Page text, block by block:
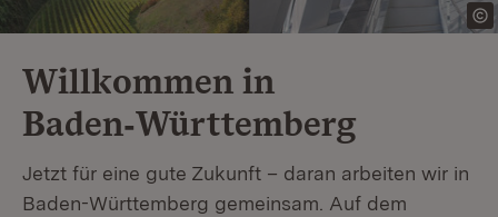
Willkommen in
Baden‑Württemberg
Jetzt für eine gute Zukunft – daran arbeiten wir in
Baden-Württemberg gemeinsam. Auf dem